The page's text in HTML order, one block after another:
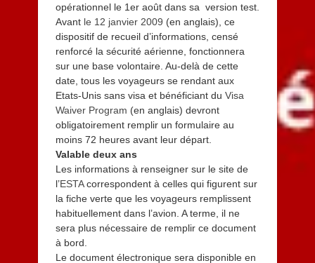
opérationnel le 1er août dans sa version test.
Avant le 12 janvier 2009 (en anglais), ce
dispositif de recueil d’informations, censé
renforcé la sécurité aérienne, fonctionnera
sur une base volontaire. Au-delà de cette
date, tous les voyageurs se rendant aux
Etats-Unis sans visa et bénéficiant du Visa
Waiver Program (en anglais) devront
obligatoirement remplir un formulaire au
moins 72 heures avant leur départ.
Valable deux ans
Les informations à renseigner sur le site de
l’ESTAcorrespondent à celles qui figurent sur
la fiche verte que les voyageurs remplissent
habituellement dans l’avion. A terme, il ne
sera plus nécessaire de remplir ce document
à bord.
Le document électronique sera disponible en